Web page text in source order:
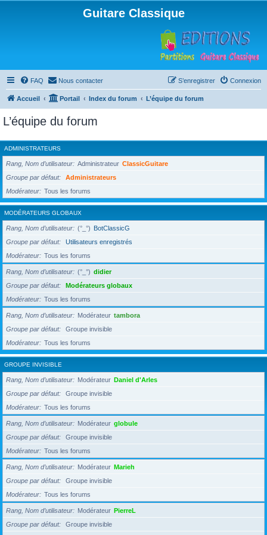
Guitare Classique
FAQ Nous contacter Connexion
S’enregistrer
Accueil Portail Index du forum L’équipe du forum
L’équipe du forum
ADMINISTRATEURS
Rang, Nom d’utilisateur Administrateur ClassicGuitare
Groupe par défaut
Administrateurs
Modérateur
Tous les forums
MODÉRATEURS GLOBAUX
Rang, Nom d’utilisateur (°_°) BotClassicG
Groupe par défaut
Utilisateurs enregistrés
Modérateur
Tous les forums
Rang, Nom d’utilisateur (°_°) didier
Groupe par défaut
Modérateurs globaux
Modérateur
Tous les forums
Rang, Nom d’utilisateur Modérateur tambora
Groupe par défaut
Groupe invisible
Modérateur
Tous les forums
GROUPE INVISIBLE
Rang, Nom d’utilisateur Modérateur Daniel d'Arles
Groupe par défaut
Groupe invisible
Modérateur
Tous les forums
Rang, Nom d’utilisateur Modérateur globule
Groupe par défaut
Groupe invisible
Modérateur
Tous les forums
Rang, Nom d’utilisateur Modérateur Marieh
Groupe par défaut
Groupe invisible
Modérateur
Tous les forums
Rang, Nom d’utilisateur Modérateur PierreL
Groupe par défaut
Groupe invisible